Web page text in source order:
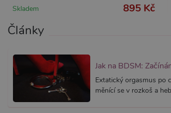
Skladem 895 Kč
Články
Jak na BDSM:
Extatický orgasmus po
měnící se v rozkoš a